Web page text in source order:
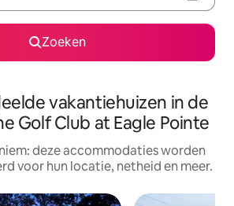
Zoeken
vakantiehuizen in de
Golf Club at Eagle Pointe
deze accommodaties worden
voor hun locatie, netheid en meer.